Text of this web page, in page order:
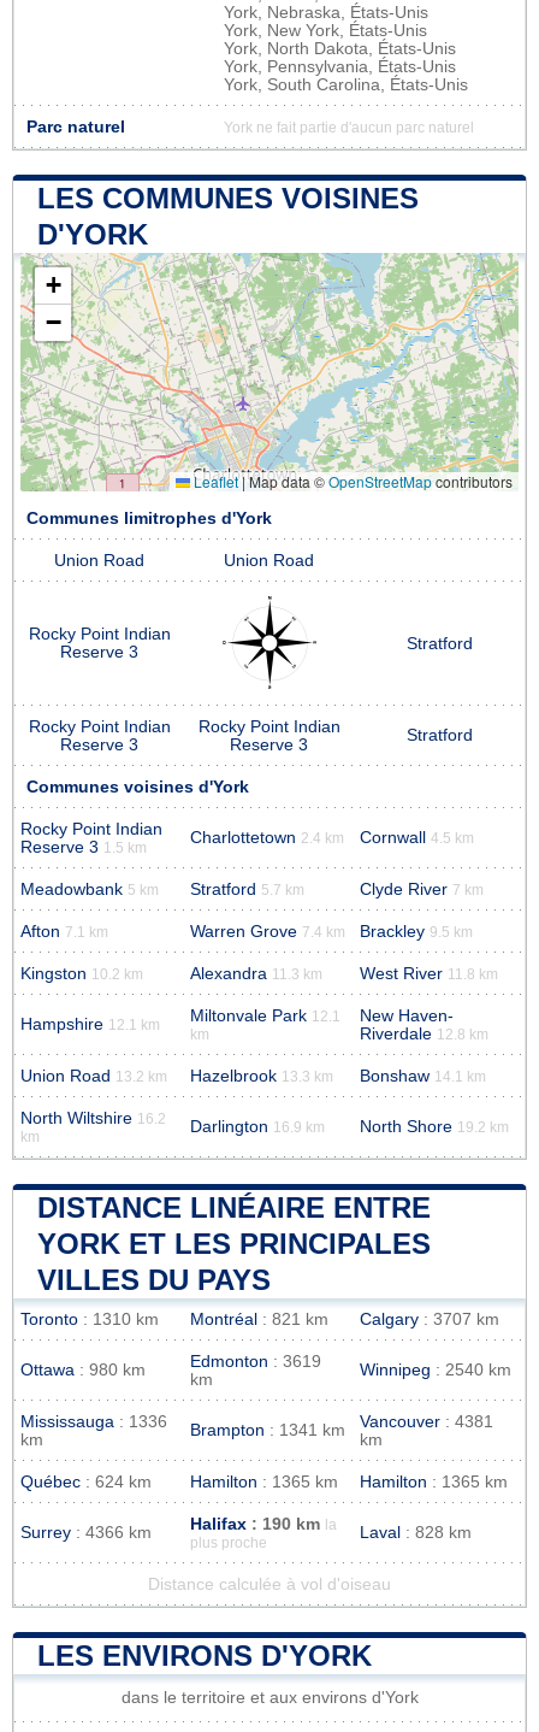
York, Nebraska, États-Unis
York, New York, États-Unis
York, North Dakota, États-Unis
York, Pennsylvania, États-Unis
York, South Carolina, États-Unis
Parc naturel York ne fait partie d'aucun parc naturel
LES COMMUNES VOISINES
D'YORK
+
−
Leaflet|Map data ©OpenStreetMapcontributors
Communes limitrophes d'York
Union Road Union Road
Rocky Point Indian
Reserve 3
Stratford
Rocky Point Indian
Reserve 3
Rocky Point Indian
Reserve 3
Stratford
Communes voisines d'York
Rocky Point Indian
Reserve 3 1.5 km
Charlottetown 2.4 km Cornwall 4.5 km
Meadowbank 5 km Stratford 5.7 km Clyde River 7 km
Afton 7.1 km Warren Grove 7.4 km Brackley 9.5 km
Kingston 10.2 km Alexandra 11.3 km West River 11.8 km
Hampshire 12.1 km Miltonvale Park 12.1
km
New Haven-
Riverdale 12.8 km
Union Road 13.2 km Hazelbrook 13.3 km Bonshaw 14.1 km
North Wiltshire 16.2
km
Darlington 16.9 km North Shore 19.2 km
DISTANCE LINÉAIRE ENTRE
YORK ET LES PRINCIPALES
VILLES DU PAYS
Toronto : 1310 km Montréal : 821 km Calgary : 3707 km
Ottawa : 980 km Edmonton : 3619
km
Winnipeg : 2540 km
Mississauga : 1336
km
Brampton : 1341 km Vancouver : 4381
km
Québec : 624 km Hamilton : 1365 km Hamilton : 1365 km
Surrey : 4366 km Halifax : 190 km
la
plus proche
Laval : 828 km
Distance calculée à vol d'oiseau
LES ENVIRONS D'YORK
dans le territoire et aux environs d'York